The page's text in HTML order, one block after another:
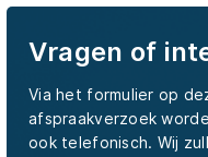
Vragen of
Via het formulier op
afspraakverzoek
ook telefonisch. Wij